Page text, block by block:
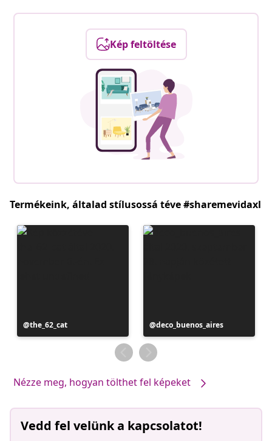
Kép feltöltése
Termékeink, általad stílusossá téve #sharemevidaxl
Bejegyzés
közzétevője
the_62_cat
Bejegyzés
közzétevője
deco_buenos_aires
Nézze meg, hogyan tölthet fel képeket
Vedd fel velünk a kapcsolatot!